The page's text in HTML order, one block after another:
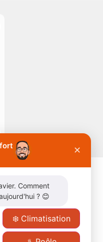
✕
Comment
? 😊
❄️ Climatisation